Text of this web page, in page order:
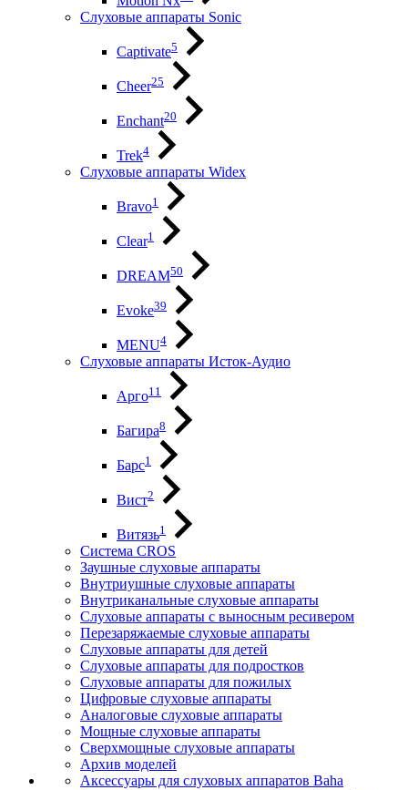
Слуховые аппараты Sonic
Captivate5
Cheer25
Enchant20
Trek4
Слуховые аппараты Widex
Bravo1
Clear1
DREAM50
Evoke39
MENU4
Слуховые аппараты Исток-Аудио
Арго11
Багира8
Барс1
Вист2
Витязь1
Система CROS
Заушные слуховые аппараты
Внутриушные слуховые аппараты
Внутриканальные слуховые аппараты
Слуховые аппараты с выносным ресивером
Перезаряжаемые слуховые аппараты
Слуховые аппараты для детей
Слуховые аппараты для подростков
Слуховые аппараты для пожилых
Цифровые слуховые аппараты
Аналоговые слуховые аппараты
Мощные слуховые аппараты
Сверхмощные слуховые аппараты
Архив моделей
Аксессуары для слуховых аппаратов Baha